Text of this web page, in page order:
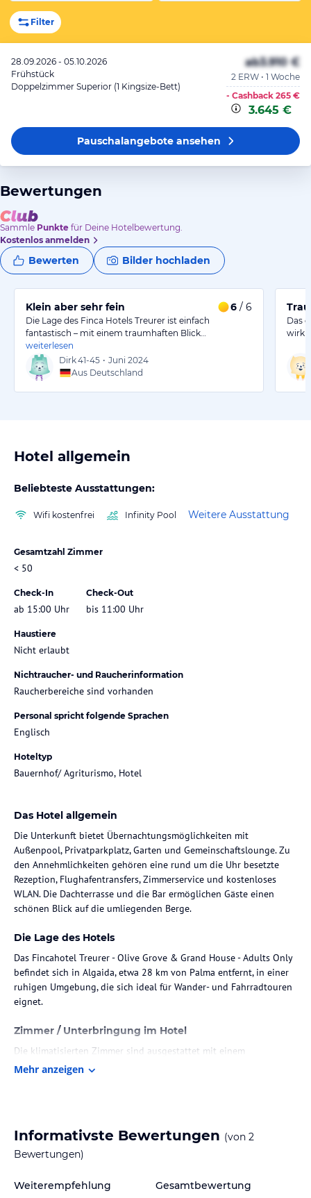
Filter
28.09.2026 - 05.10.2026
Frühstück
Doppelzimmer Superior (1 Kingsize-Bett)
ab3.910 €
2 ERW • 1 Woche
- Cashback 265 €
3.645 €
Pauschalangeboteansehen
Bewertungen
Sammle Punkte für Deine Hotelbewertung.
Kostenlos anmelden
Bewerten Bilder hochladen
Klein aber sehr fein 6 / 6
Die Lage des Finca Hotels Treurer ist einfach
fantastisch – mit einem traumhaften Blick…
weiterlesen
Dirk41-45 • Juni 2024
Aus Deutschland
Das
Hotel allgemein
Beliebteste Ausstattungen:
Wifi kostenfrei Infinity Pool Weitere Ausstattung
Gesamtzahl Zimmer
< 50
Check-In
ab 15:00 Uhr
Check-Out
bis 11:00 Uhr
Haustiere
Nicht erlaubt
Nichtraucher- und Raucherinformation
Raucherbereiche sind vorhanden
Personal spricht folgende Sprachen
Englisch
Hoteltyp
Bauernhof/ Agriturismo, Hotel
Das Hotel allgemein
Die Unterkunft bietet Übernachtungsmöglichkeiten mit
Außenpool, Privatparkplatz, Garten und Gemeinschaftslounge. Zu
den Annehmlichkeiten gehören eine rund um die Uhr besetzte
Rezeption, Flughafentransfers, Zimmerservice und kostenloses
WLAN. Die Dachterrasse und die Bar ermöglichen Gäste einen
schönen Blick auf die umliegenden Berge.
Die Lage des Hotels
Das Fincahotel Treurer - Olive Grove & Grand House - Adults Only
befindet sich in Algaida, etwa 28 km von Palma entfernt, in einer
ruhigen Umgebung, die sich ideal für Wander- und Fahrradtouren
eignet.
Zimmer / Unterbringung im Hotel
Die klimatisierten Zimmer sind ausgestattet mit einem
Schreibtisch, einer Minibar, einem Safe, einem Flachbild-TV sowie
Das Frühstück wird in Buffetform gereicht und bietet eine Auswahl
an kontinentalen sowie englischen/irischen Optionen. Das
spezielle Diätoptionen wie vegetarische, milchfreie und vegane
Mehr anzeigen
Informativste Bewertungen (von 2
Bewertungen)
Weiterempfehlung Gesamtbewertung